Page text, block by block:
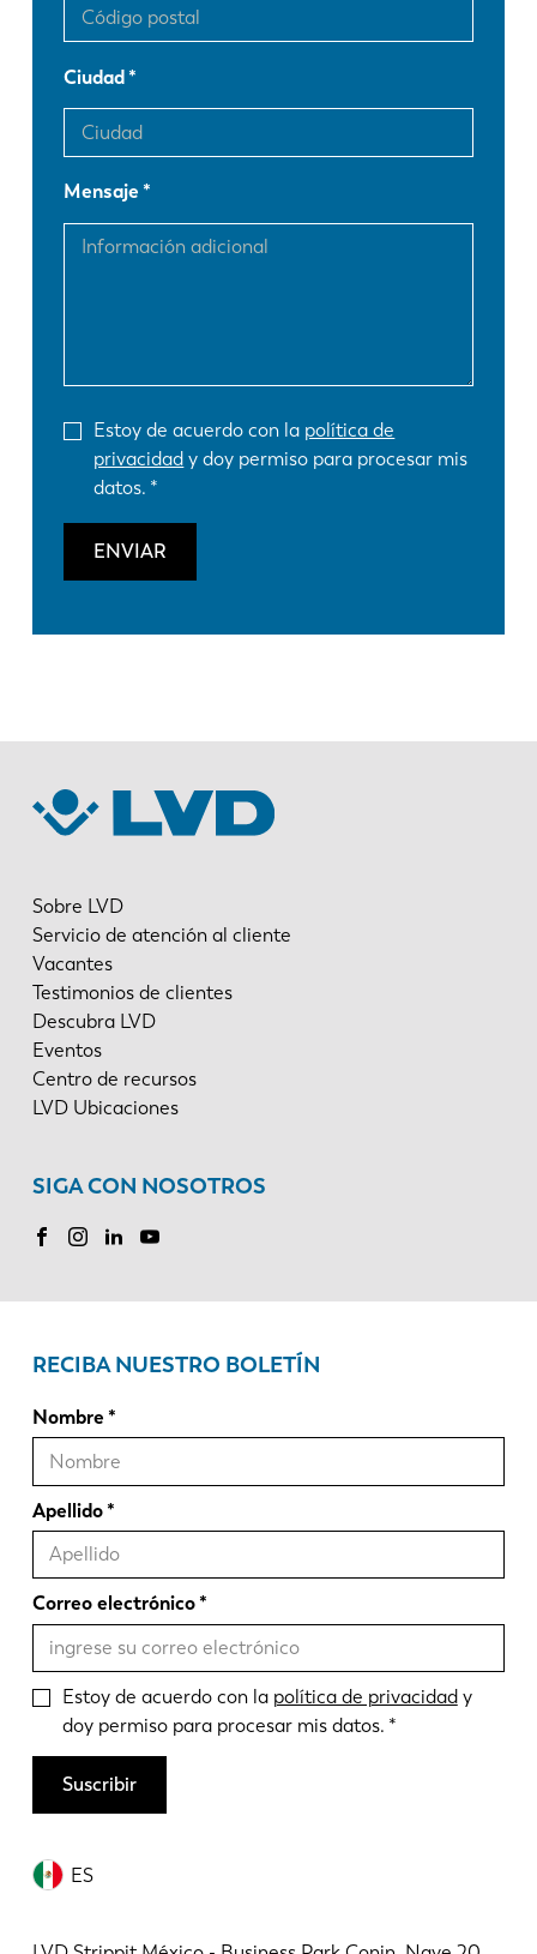
Ciudad
Mensaje
Estoy de acuerdo con la política de
privacidad y doy permiso para procesar mis
datos.
ENVIAR
Sobre LVD
Servicio de atención al cliente
Vacantes
Testimonios de clientes
Descubra LVD
Eventos
Centro de recursos
LVD Ubicaciones
SIGA CON NOSOTROS
ES
RECIBA NUESTRO BOLETÍN
Nombre
Apellido
Correo electrónico
Estoy de acuerdo con la política de privacidady
doy permiso para procesar mis datos.
Suscribir